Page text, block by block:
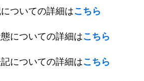
ついての詳細はこちら
についての詳細はこちら
についての詳細はこちら